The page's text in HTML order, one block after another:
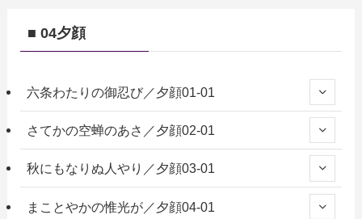
■ 04夕顔
六条わたりの御忍び／夕顔01-01
さてかの空蝉のあさ／夕顔02-01
秋にもなりぬ人やり／夕顔03-01
まことやかの惟光が／夕顔04-01